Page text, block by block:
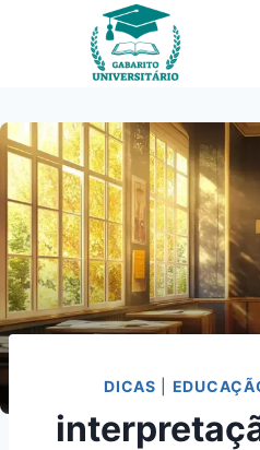
DICAS